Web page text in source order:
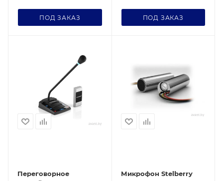
ПОД ЗАКАЗ ПОД ЗАКАЗ
Переговорное
Микрофон Stelberry